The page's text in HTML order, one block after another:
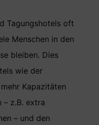
Tagungshotels oft
Menschen in den
bleiben. Dies
wie der
Kapazitäten
– z.B. extra
– und den